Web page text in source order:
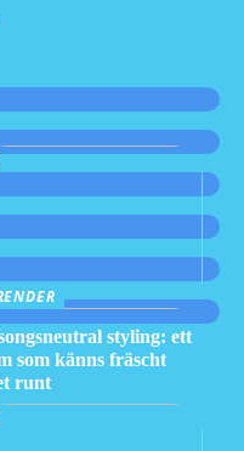
styling: ett
som känns fräscht
runt